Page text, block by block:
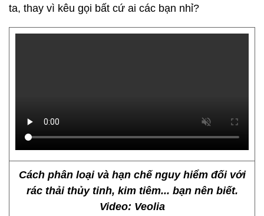
ta, thay vì kêu gọi bất cứ ai các bạn nhỉ?
Cách phân loại và hạn chế nguy hiểm đối với
rác thải thủy tinh, kim tiêm... bạn nên biết.
Video: Veolia